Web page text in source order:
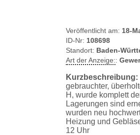
Veröffentlicht am: 18-
ID-Nr: 108698
Standort: Baden-
Art der Anzeige::
Kurzbeschreibung:
gebrauchter,
H, wurde komplett
Lagerungen sind
wurden neu
Heizung und
12 Uhr